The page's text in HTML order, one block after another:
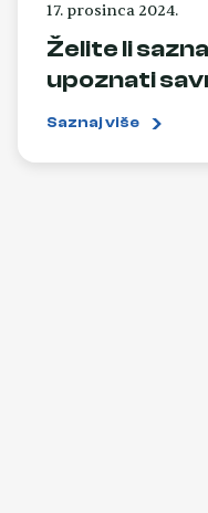
17. prosinca 2024.
Želite li
upoznati
Saznaj više